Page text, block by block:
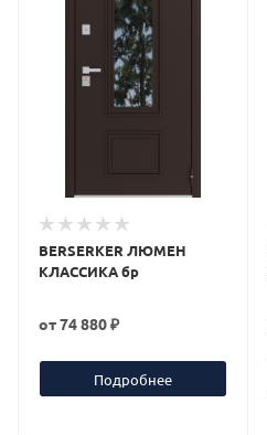
BERSERKER ЛЮМЕН
КЛАССИКА бр
от74 880 ₽
Подробнее